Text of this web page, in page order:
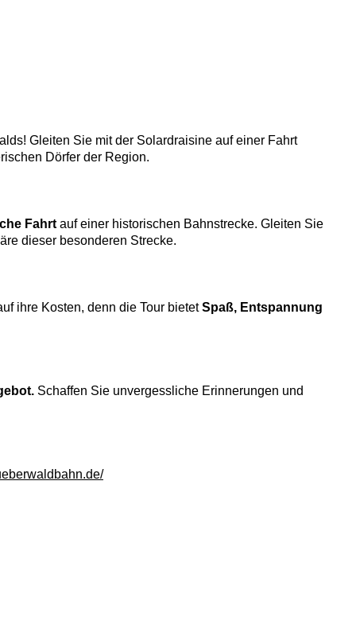
Gleiten Sie mit der Solardraisine auf einer Fahrt
Dörfer der Region.
Fahrt auf einer historischen Bahnstrecke. Gleiten Sie
dieser besonderen Strecke.
ihre Kosten, denn die Tour bietetSpaß, Entspannung
Schaffen Sie unvergessliche Erinnerungen und